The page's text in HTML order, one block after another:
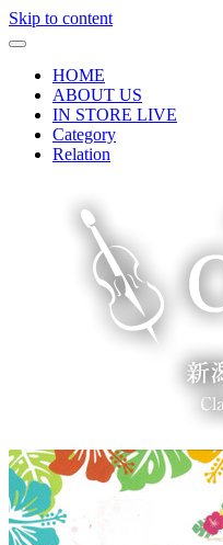
Skip to content
HOME
ABOUT US
IN STORE LIVE
Category
Relation